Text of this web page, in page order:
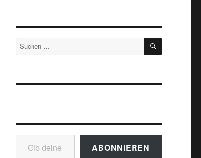
Jakobsweg und Jakobsweg Vogtland“
Suchen
nach:
SUCHEN
Gib deine E-Mail-Adresse ein ...
ABONNIEREN